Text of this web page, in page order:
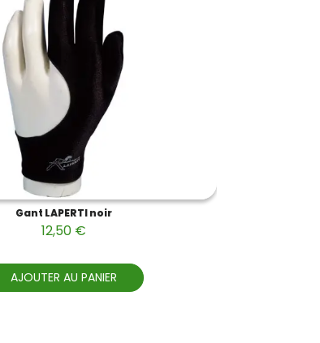
Gant LAPERTI noir
12,50 €
AJOUTER AU PANIER